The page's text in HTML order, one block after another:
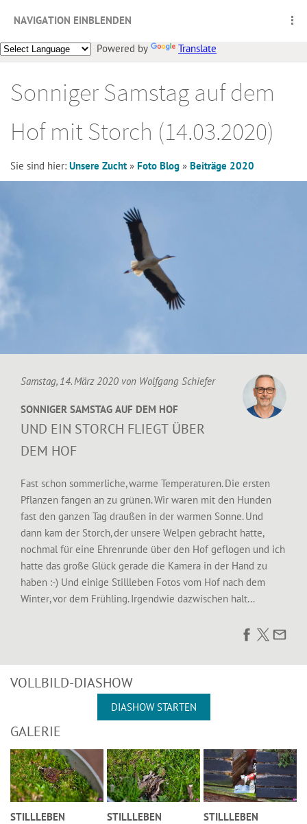
NAVIGATION EINBLENDEN
Powered by Translate
Sonniger Samstag auf dem
Hof mit Storch (14.03.2020)
Sie sind hier: Unsere Zucht » Foto Blog » Beiträge 2020
Samstag, 14. März 2020 von Wolfgang Schiefer
SONNIGER SAMSTAG AUF DEM HOF
UND EIN STORCH FLIEGT ÜBER
DEM HOF
Fast schon sommerliche, warme Temperaturen. Die ersten
Pflanzen fangen an zu grünen. Wir waren mit den Hunden
fast den ganzen Tag draußen in der warmen Sonne. Und
dann kam der Storch, der unsere Welpen gebracht hatte,
nochmal für eine Ehrenrunde über den Hof geflogen und ich
hatte das große Glück gerade die Kamera in der Hand zu
haben :-) Und einige Stillleben Fotos vom Hof nach dem
Winter, vor dem Frühling. Irgendwie dazwischen halt...
VOLLBILD-DIASHOW
DIASHOW STARTEN
GALERIE
STILLLEBEN
STILLLEBEN
STILLLEBEN